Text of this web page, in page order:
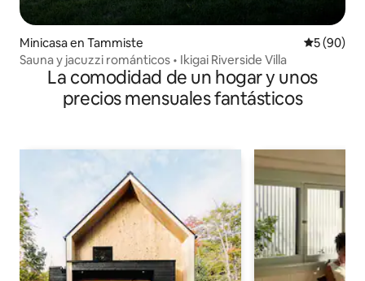
Minicasa en Tammiste
5 (90)
Sauna y jacuzzi románticos • Ikigai Riverside Villa
La comodidad de un hogar y unos
precios mensuales fantásticos